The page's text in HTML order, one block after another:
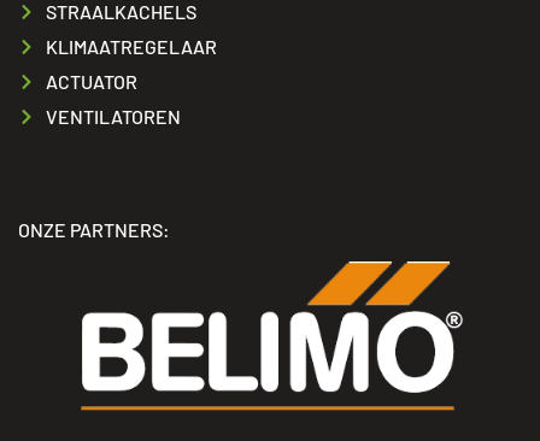
STRAALKACHELS
KLIMAATREGELAAR
ACTUATOR
VENTILATOREN
ONZE PARTNERS: